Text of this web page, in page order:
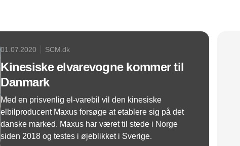
01.07.2020 SCM.dk
Kinesiske elvarevogne kommer til
Danmark
Med en prisvenlig el-varebil vil den kinesiske
elbilproducent Maxus forsøge at etablere sig på det
danske marked. Maxus har været til stede i Norge
siden 2018 og testes i øjeblikket i Sverige.